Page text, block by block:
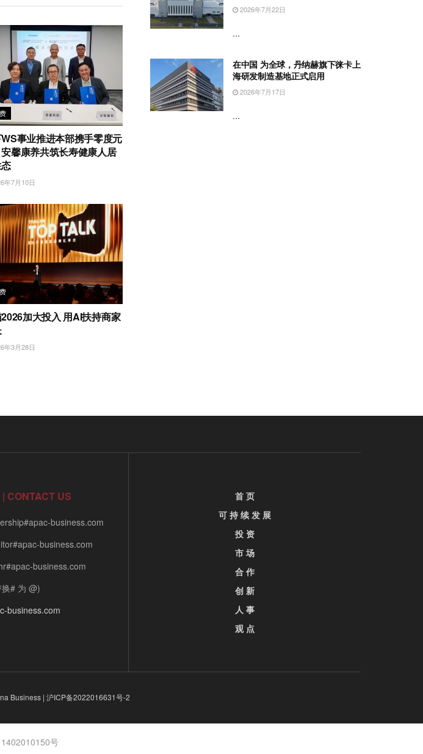
事业推进本部携手零度元
馨康养共筑长寿健康人居
年7月10日
加大投入 用AI扶持商家
年3月28日
2026年7月22日
...
在中国 为全球，丹纳赫旗下徕卡上
海研发制造基地正式启用
2026年7月17日
...
CONTACT US
business.com
business.com
business.com
# 为 @)
business.com
首 页
可 持 续 发 展
投 资
市 场
合 作
创 新
人 事
观 点
Business | 沪ICP备2022016631号-2
号